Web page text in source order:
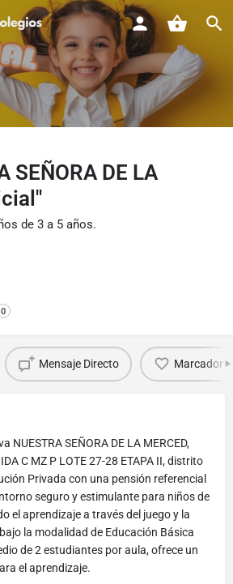
SEÑORA DE LA
de 3 a 5 años.
0
Mensaje Directo Marcador
NUESTRA SEÑORA DE LA MERCED,
C MZ P LOTE 27-28 ETAPA II, distrito
Privada con una pensión referencial
seguro y estimulante para niños de
el aprendizaje a través del juego y la
la modalidad de Educación Básica
de 2 estudiantes por aula, ofrece un
el aprendizaje.